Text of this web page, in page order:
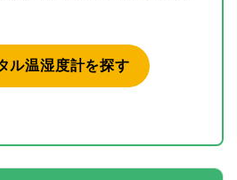
ル温湿度計を探す